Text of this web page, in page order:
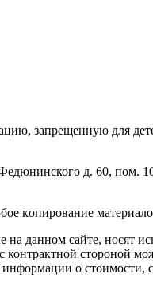
зaпpeщeнную для
д. 60, пом.
кoпиpoвaниe
данном сайте, носят
стороной
о